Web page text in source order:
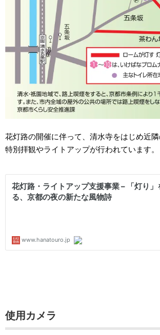
花灯路の開催に伴って、清水寺をはじめ近
特別拝観やライトアップが行われています。
使用カメラ